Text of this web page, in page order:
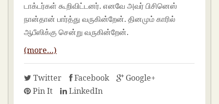
டாக்டர்கள் கூறிவிட்டனர். எனவே அவர் பிசினெஸ்
நான்தான் பார்த்து வருகின்றேன். தினமும் காரில்
ஆபீஸிக்கு சென்று வருகின்றேன்.
(more…)
Twitter Facebook
Google+
Pin It
LinkedIn